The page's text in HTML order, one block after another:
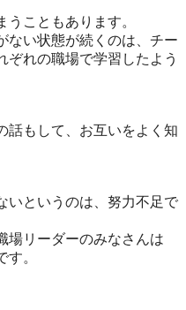
こともあります。
ない状態が続くのは、チー
ぞれの職場で学習したよう
話もして、お互いをよく知
いというのは、努力不足で
場リーダーのみなさんは
。